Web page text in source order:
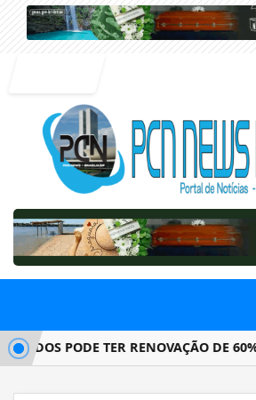
PODE TER RENOVAÇÃO DE 60%